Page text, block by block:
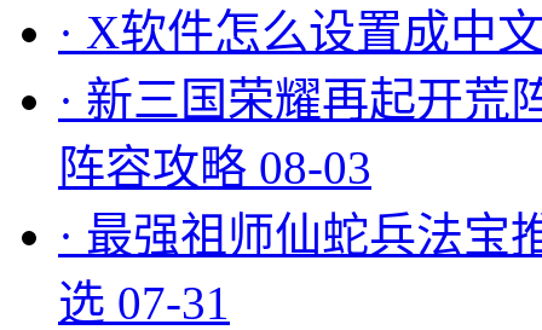
· X软件怎么设置成中
· 新三国荣耀再起开荒
阵容攻略 08-03
· 最强祖师仙蛇兵法宝
选 07-31